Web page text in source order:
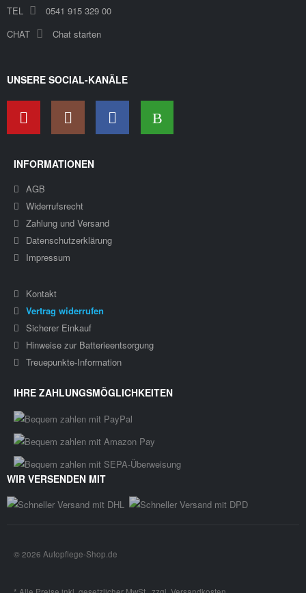
TEL
0541 915 329 00
CHAT
Chat starten
UNSERE SOCIAL-KANÄLE
INFORMATIONEN
AGB
Widerrufsrecht
Zahlung und Versand
Datenschutzerklärung
Impressum
Kontakt
Vertrag widerrufen
Sicherer Einkauf
Hinweise zur Batterieentsorgung
Treuepunkte-Information
IHRE ZAHLUNGSMÖGLICHKEITEN
WIR VERSENDEN MIT
© 2026 Autopflege-Shop.de